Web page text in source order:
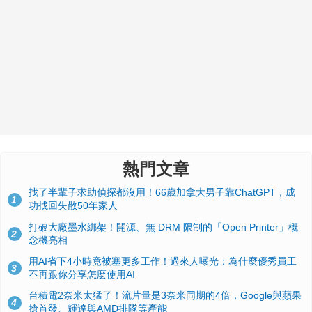
熱門文章
1
找了半輩子求助偵探都沒用！66歲加拿大男子靠ChatGPT，成
功找回失散50年家人
2
打破大廠墨水綁架！開源、無 DRM 限制的「Open Printer」概
念機亮相
3
用AI省下4小時竟被塞更多工作！過來人曝光：為什麼優秀員工
不再跟你分享怎麼使用AI
4
台積電2奈米太猛了！流片量是3奈米同期的4倍，Google與蘋果
搶首發、輝達與AMD排隊等產能